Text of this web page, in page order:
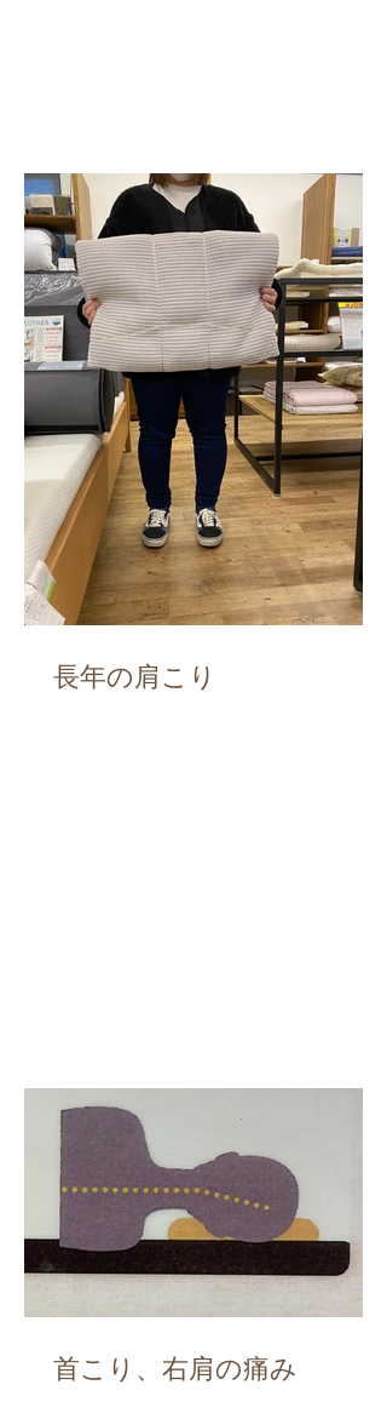
長年の肩こり
首こり、右肩の痛み